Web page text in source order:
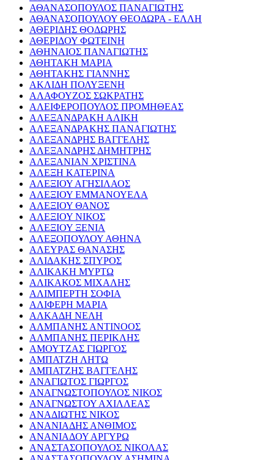
ΑΘΑΝΑΣΟΠΟΥΛΟΣ ΠΑΝΑΓΙΩΤΗΣ
ΑΘΑΝΑΣΟΠΟΥΛΟΥ ΘΕΟΔΩΡΑ - ΕΛΛΗ
ΑΘΕΡΙΔΗΣ ΘΟΔΩΡΗΣ
ΑΘΕΡΙΔΟΥ ΦΩΤΕΙΝΗ
ΑΘΗΝΑΙΟΣ ΠΑΝΑΓΙΩΤΗΣ
ΑΘΗΤΑΚΗ ΜΑΡΙΑ
ΑΘΗΤΑΚΗΣ ΓΙΑΝΝΗΣ
ΑΚΛΙΔΗ ΠΟΛΥΞΕΝΗ
ΑΛΑΦΟΥΖΟΣ ΣΩΚΡΑΤΗΣ
ΑΛΕΙΦΕΡΟΠΟΥΛΟΣ ΠΡΟΜΗΘΕΑΣ
ΑΛΕΞΑΝΔΡΑΚΗ ΑΛΙΚΗ
ΑΛΕΞΑΝΔΡΑΚΗΣ ΠΑΝΑΓΙΩΤΗΣ
ΑΛΕΞΑΝΔΡΗΣ ΒΑΓΓΕΛΗΣ
ΑΛΕΞΑΝΔΡΗΣ ΔΗΜΗΤΡΗΣ
ΑΛΕΞΑΝΙΑΝ ΧΡΙΣΤΙΝΑ
ΑΛΕΞΗ ΚΑΤΕΡΙΝΑ
ΑΛΕΞΙΟΥ ΑΓΗΣΙΛΑΟΣ
ΑΛΕΞΙΟΥ ΕΜΜΑΝΟΥΕΛΑ
ΑΛΕΞΙΟΥ ΘΑΝΟΣ
ΑΛΕΞΙΟΥ ΝΙΚΟΣ
ΑΛΕΞΙΟΥ ΞΕΝΙΑ
ΑΛΕΞΟΠΟΥΛΟΥ ΑΘΗΝΑ
ΑΛΕΥΡΑΣ ΘΑΝΑΣΗΣ
ΑΛΙΔΑΚΗΣ ΣΠΥΡΟΣ
ΑΛΙΚΑΚΗ ΜΥΡΤΩ
ΑΛΙΚΑΚΟΣ ΜΙΧΑΛΗΣ
ΑΛΙΜΠΕΡΤΗ ΣΟΦΙΑ
ΑΛΙΦΕΡΗ ΜΑΡΙΑ
ΑΛΚΑΔΗ ΝΕΛΗ
ΑΛΜΠΑΝΗΣ ΑΝΤΙΝΟΟΣ
ΑΛΜΠΑΝΗΣ ΠΕΡΙΚΛΗΣ
ΑΜΟΥΤΖΑΣ ΓΙΩΡΓΟΣ
ΑΜΠΑΤΖΗ ΛΗΤΩ
ΑΜΠΑΤΖΗΣ ΒΑΓΓΕΛΗΣ
ΑΝΑΓΙΩΤΟΣ ΓΙΩΡΓΟΣ
ΑΝΑΓΝΩΣΤΟΠΟΥΛΟΣ ΝΙΚΟΣ
ΑΝΑΓΝΩΣΤΟΥ ΑΧΙΛΛΕΑΣ
ΑΝΑΔΙΩΤΗΣ ΝΙΚΟΣ
ΑΝΑΝΙΑΔΗΣ ΑΝΘΙΜΟΣ
ΑΝΑΝΙΑΔΟΥ ΑΡΓΥΡΩ
ΑΝΑΣΤΑΣΟΠΟΥΛΟΣ ΝΙΚΟΛΑΣ